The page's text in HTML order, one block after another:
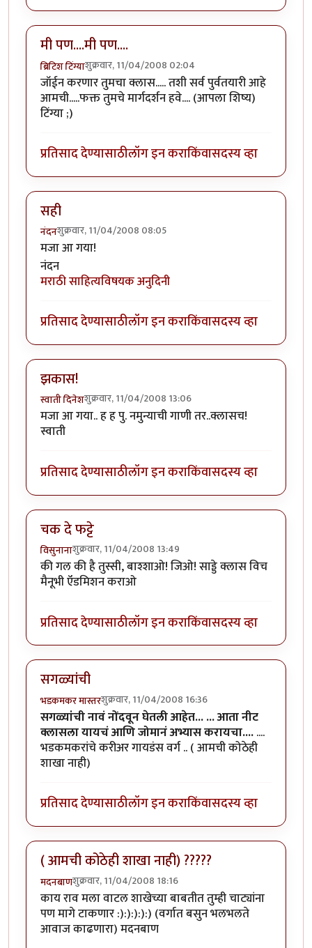
मी पण....मी पण....
ब्रिटिश टिंग्याशुक्रवार, 11/04/2008 02:04
जॉईन करणार तुमचा क्लास..... तशी सर्व पुर्वतयारी आहे
आमची.....फक्त तुमचे मार्गदर्शन हवे.... (आपला शिष्य)
टिंग्या ;)
प्रतिसाद देण्यासाठीलॉग इन कराकिंवासदस्य व्हा
सही
नंदनशुक्रवार, 11/04/2008 08:05
मजा आ गया!
नंदन
मराठी साहित्यविषयक अनुदिनी
प्रतिसाद देण्यासाठीलॉग इन कराकिंवासदस्य व्हा
झकास!
स्वाती दिनेशशुक्रवार, 11/04/2008 13:06
मजा आ गया.. ह ह पु. नमुन्याची गाणी तर..क्लासच!
स्वाती
प्रतिसाद देण्यासाठीलॉग इन कराकिंवासदस्य व्हा
चक दे फट्टे
विसुनानाशुक्रवार, 11/04/2008 13:49
की गल की है तुस्सी, बाश्शाओ! जिओ! साड्डे क्लास विच
मैनूभी ऍडमिशन कराओ
प्रतिसाद देण्यासाठीलॉग इन कराकिंवासदस्य व्हा
सगळ्यांची
भडकमकर मास्तरशुक्रवार, 11/04/2008 16:36
सगळ्यांची नावं नोंदवून घेतली आहेत...... आता नीट
क्लासला यायचं आणि जोमानं अभ्यास करायचा........
भडकमकरांचे करीअर गायडंस वर्ग .. ( आमची कोठेही
शाखा नाही)
प्रतिसाद देण्यासाठीलॉग इन कराकिंवासदस्य व्हा
( आमची कोठेही शाखा नाही) ?????
मदनबाणशुक्रवार, 11/04/2008 18:16
काय राव मला वाटल शाखेच्या बाबतीत तुम्ही चाट्यांना
पण मागे टाकणार :):):):):) (वर्गात बसुन भलभलते
आवाज काढणारा) मदनबाण